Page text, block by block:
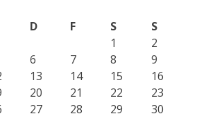
D F S
S
1
2
6 7 8
9
13 14 15
16
20 21 22
23
27 28 29
30